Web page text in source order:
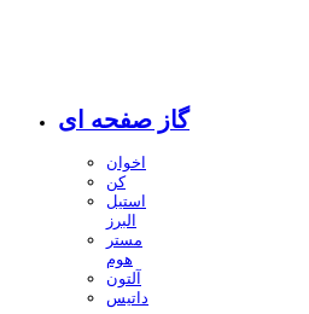
گاز صفحه ای
اخوان
کن
استیل
البرز
مستر
هوم
آلتون
داتیس